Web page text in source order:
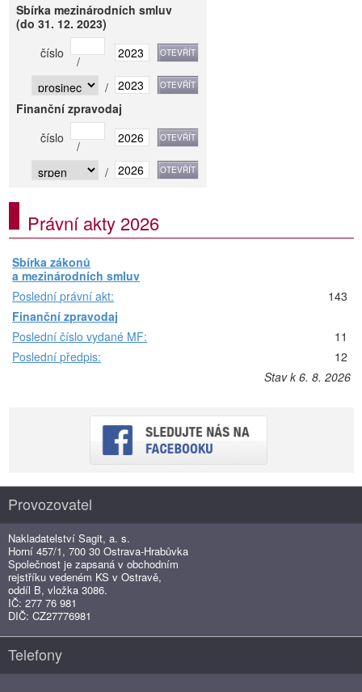
Sbírka mezinárodních smluv
(do 31. 12. 2023)
číslo
/
/
Finanční zpravodaj
číslo
/
/
Právní akty 2026
Sbírka zákonů
a mezinárodních smluv
Poslední právní akt:
143
Finanční zpravodaj
Poslední číslo vydané MF:
11
Poslední předpis:
12
Stav k 6. 8. 2026
Provozovatel
Nakladatelství Sagit, a. s.
Horní 457/1, 700 30 Ostrava-Hrabůvka
Společnost je zapsaná v obchodním
rejstříku vedeném KS v Ostravě,
oddíl B, vložka 3086.
IČ: 277 76 981
DIČ: CZ27776981
Telefony